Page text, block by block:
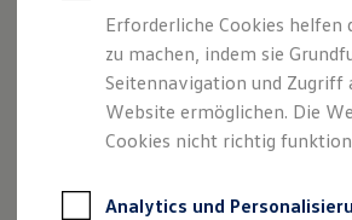
Leasing
Leasing-Angebote
Gebrauchtwagen
Junge
Elektroauto Leasing
Kleinwagen-Leasing
Leasing ohne Anzahlung
Autokredit mit
Kompakt.
Der Taigo.
Erforderliche Cookies
zu machen, indem sie
Seitennavigation und Zugriff
Website ermöglichen. Die
Cookies nicht richtig
Analytics und